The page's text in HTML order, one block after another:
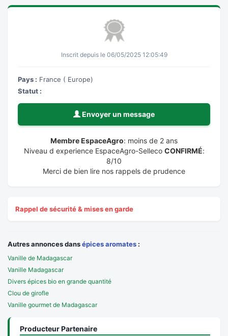
Inscrit depuis le 06/05/2025 12:05:49
Pays : France ( Europe)
Statut :
Envoyer un message
Membre EspaceAgro: moins de 2 ans
Niveau d experience EspaceAgro-Selleco CONFIRMÉ:
8/10
Merci de bien lire nos rappels de prudence
Rappel de sécurité & mises en garde
Autres annonces dansépices aromates :
Vanille de Madagascar
Vanille Madagascar
Divers épices bio en grande quantité
Clou de girofle
Vanille gourmet de Madagascar
Producteur Partenaire